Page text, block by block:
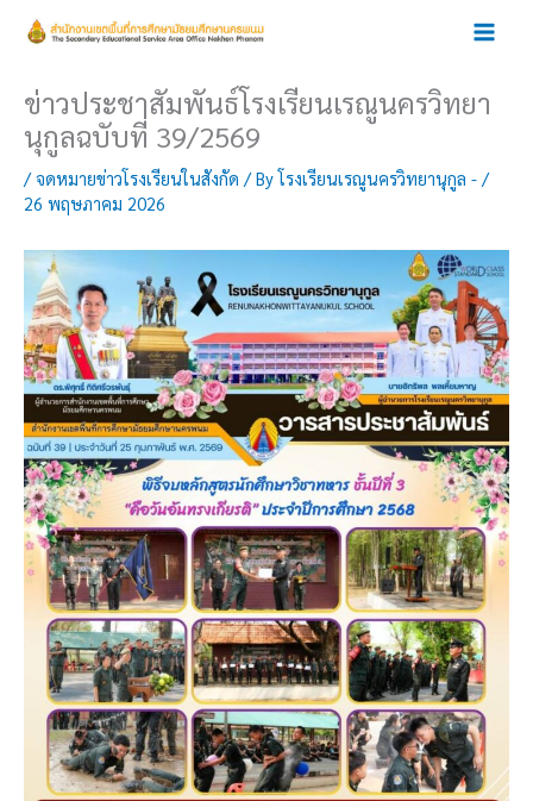
ข่าวประชาสัมพันธ์โรงเรียนเรณูนครวิทยา
นุกูลฉบับที่ 39/2569
/จดหมายข่าวโรงเรียนในสังกัด / Byโรงเรียนเรณูนครวิทยานุกูล - /
26 พฤษภาคม 2026